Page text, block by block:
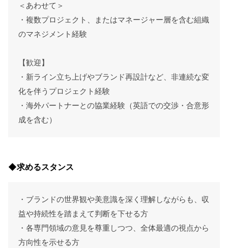
＜あわせて＞
・複数プロジェクト、またはマネージャー層を含む組織
のマネジメント経験
【歓迎】
・新ライン立ち上げやブランド再設計など、非連続な変
化を伴うプロジェクト経験
・海外パートナーとの協業経験（英語での交渉・合意形
成を含む）
◆求めるスタンス
・ブランドの世界観や美意識を深く理解しながらも、収
益や持続性を踏まえて判断を下せる方
・各専門領域の意見を尊重しつつ、全体最適の視点から
方向性を示せる方